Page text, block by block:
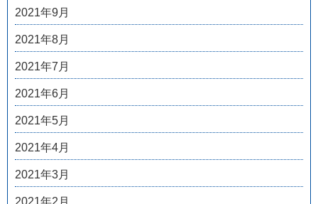
2021年9月
2021年8月
2021年7月
2021年6月
2021年5月
2021年4月
2021年3月